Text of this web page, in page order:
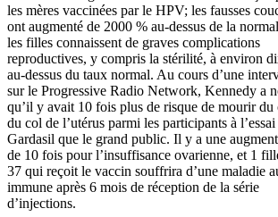
les mères vaccinées par le HPV; les fausses
ont augmenté de 2000 % au-dessus de la
les filles connaissent de graves complications
reproductives, y compris la stérilité, à environ
au-dessus du taux normal. Au cours d’une
sur le Progressive Radio Network, Kennedy a
qu’il y avait 10 fois plus de risque de mourir du
du col de l’utérus parmi les participants à l’essai
Gardasil que le grand public. Il y a une
de 10 fois pour l’insuffisance ovarienne, et 1
37 qui reçoit le vaccin souffrira d’une maladie
immune après 6 mois de réception de la série
d’injections.